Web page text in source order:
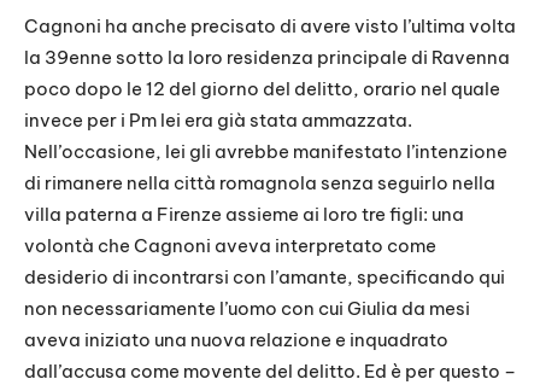
Cagnoni ha anche precisato di avere visto l’ultima volta
la 39enne sotto la loro residenza principale di Ravenna
poco dopo le 12 del giorno del delitto, orario nel quale
invece per i Pm lei era già stata ammazzata.
Nell’occasione, lei gli avrebbe manifestato l’intenzione
di rimanere nella città romagnola senza seguirlo nella
villa paterna a Firenze assieme ai loro tre figli: una
volontà che Cagnoni aveva interpretato come
desiderio di incontrarsi con l’amante, specificando qui
non necessariamente l’uomo con cui Giulia da mesi
aveva iniziato una nuova relazione e inquadrato
dall’accusa come movente del delitto. Ed è per questo –